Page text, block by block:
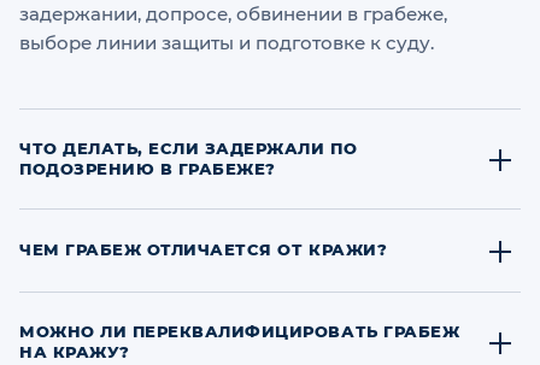
задержании, допросе, обвинении в грабеже,
выборе линии защиты и подготовке к суду.
ЧТО ДЕЛАТЬ, ЕСЛИ ЗАДЕРЖАЛИ ПО
ПОДОЗРЕНИЮ В ГРАБЕЖЕ?
давать подробные показания без защиты. Важно
записей камер и документов об ущербе. Первые
объяснения могут серьезно повлиять на дальнейшее
ЧЕМ ГРАБЕЖ ОТЛИЧАЕТСЯ ОТ КРАЖИ?
открытое хищение. Для ст. 161 УК РФ важно, чтобы
потерпевший или другие лица понимали, что
МОЖНО ЛИ ПЕРЕКВАЛИФИЦИРОВАТЬ ГРАБЕЖ
НА КРАЖУ?